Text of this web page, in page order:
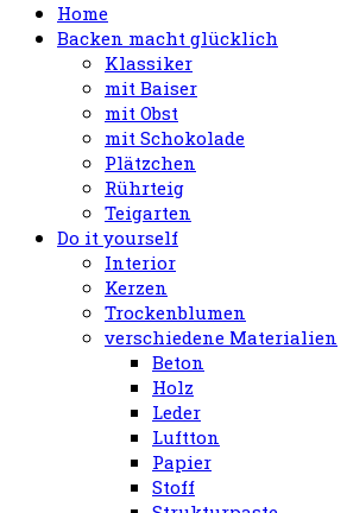
Home
Backen macht glücklich
Klassiker
mit Baiser
mit Obst
mit Schokolade
Plätzchen
Rührteig
Teigarten
Do it yourself
Interior
Kerzen
Trockenblumen
verschiedene Materialien
Beton
Holz
Leder
Luftton
Papier
Stoff